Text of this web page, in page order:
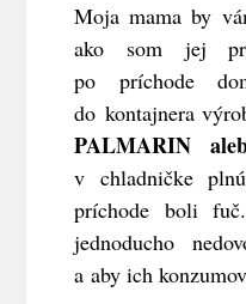
Moja mama by
ako som jej
po príchode
do kontajnera
PALMARIN
v chladničke
príchode boli
jednoducho
a aby ich